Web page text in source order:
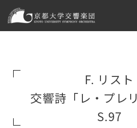
F. リスト
交響詩「レ・プレ
S.97